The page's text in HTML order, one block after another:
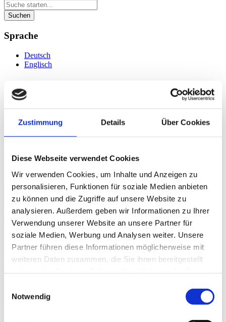
Zustimmung Details Über Cookies
Diese Webseite verwendet Cookies
Wir verwenden Cookies, um Inhalte und Anzeigen zu
personalisieren, Funktionen für soziale Medien anbieten
zu können und die Zugriffe auf unsere Website zu
analysieren. Außerdem geben wir Informationen zu Ihrer
Verwendung unserer Website an unsere Partner für
soziale Medien, Werbung und Analysen weiter. Unsere
Partner führen diese Informationen möglicherweise mit
weiteren Daten zusammen, die Sie ihnen bereitgestellt
Notwendig
Suchen
Sprache
Deutsch
Englisch
News
Ein Abend mit Signalwirkung
Das FUTURY-Sommerfest vereint das Rhein-Main-Ökosystem –
Ein Abend, der Maßstäbe setzt. Beim FUTURY-Sommerfest trafen
sich über 500 Gäste aus Wissenschaft, Wirtschaft, Politik und der
Start-up-Szene. Damit wurde ein starkes Signal für die
Innovationskraft der Rhein-Main-Region gesetzt. Zu den Gästen
zählten Hessens Digitalministerin Prof. Kristina Sinemus, die
Vizepräsident für Innovation und Internationales, Prof. Dr. Thomas
Walther. Die Botschaft ist klar: Die Region steht hinter FUTURY.